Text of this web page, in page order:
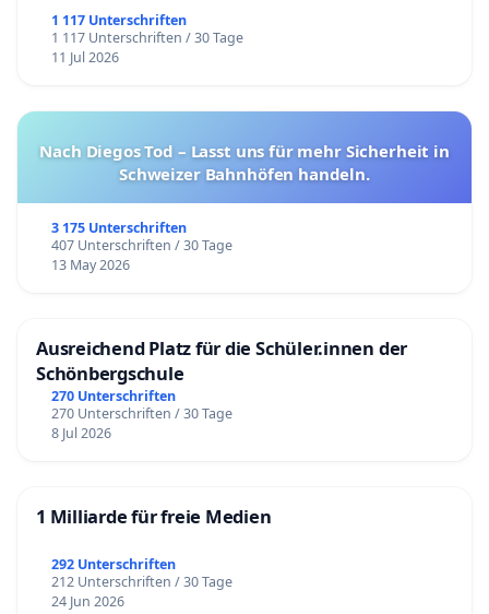
1 117 Unterschriften
1 117 Unterschriften / 30 Tage
11 Jul 2026
Nach Diegos Tod – Lasst uns für mehr Sicherheit in
Schweizer Bahnhöfen handeln.
3 175 Unterschriften
407 Unterschriften / 30 Tage
13 May 2026
Ausreichend Platz für die Schüler.innen der
Schönbergschule
270 Unterschriften
270 Unterschriften / 30 Tage
8 Jul 2026
1 Milliarde für freie Medien
292 Unterschriften
212 Unterschriften / 30 Tage
24 Jun 2026